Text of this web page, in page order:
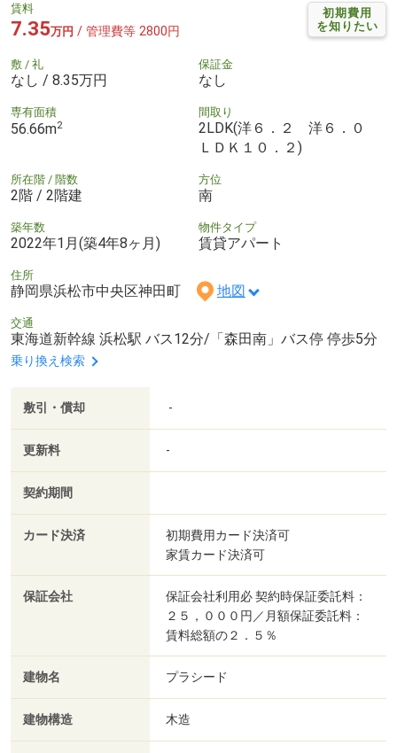
初期費用
を知りたい
賃料
7.35万円 / 管理費等 2800円
敷 / 礼
なし / 8.35万円
保証金
なし
専有面積
56.66m2
間取り
2LDK(洋６．２ 洋６．０
ＬＤＫ１０．２)
所在階 / 階数
2階 / 2階建
方位
南
築年数
2022年1月(築4年8ヶ月)
物件タイプ
賃貸アパート
住所
静岡県浜松市中央区神田町 地図
交通
東海道新幹線 浜松駅 バス12分/「森田南」バス停 停歩5分
乗り換え検索
敷引・償却 -
更新料 -
契約期間
カード決済
初期費用カード決済可
家賃カード決済可
保証会社
保証会社利用必 契約時保証委託料：
２５，０００円／月額保証委託料：
賃料総額の２．５％
建物名 プラシード
建物構造 木造